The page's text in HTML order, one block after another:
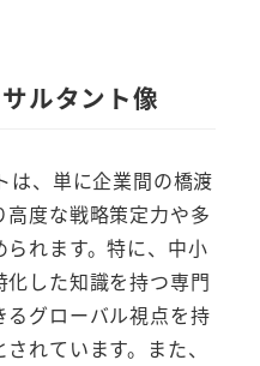
ルタント像
は、単に企業間の橋渡
高度な戦略策定力や多
れます。特に、中小
した知識を持つ専門
グローバル視点を持
れています。また、